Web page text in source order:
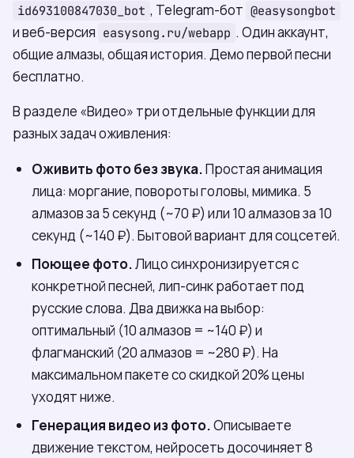
id693100847030_bot , Telegram-бот @easysongbot
и веб-версия easysong.ru/webapp . Один аккаунт,
общие алмазы, общая история. Демо первой песни
бесплатно.
В разделе «Видео» три отдельные функции для
разных задач оживления:
Оживить фото без звука.Простая анимация
лица: моргание, повороты головы, мимика. 5
алмазов за 5 секунд (~70 ₽) или 10 алмазов за 10
секунд (~140 ₽). Бытовой вариант для соцсетей.
Поющее фото.Лицо синхронизируется с
конкретной песней, лип-синк работает под
русские слова. Два движка на выбор:
оптимальный (10 алмазов = ~140 ₽) и
флагманский (20 алмазов = ~280 ₽). На
максимальном пакете со скидкой 20% цены
уходят ниже.
Генерация видео из фото.Описываете
движение текстом, нейросеть досочиняет 8